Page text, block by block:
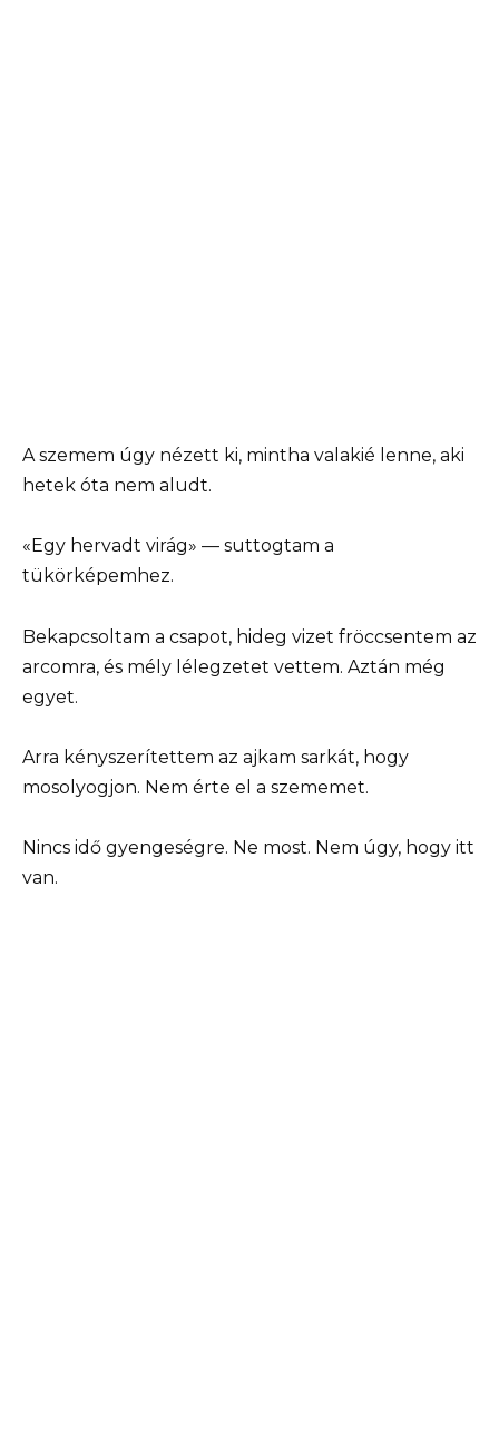
A szemem úgy nézett ki, mintha valakié lenne, aki
hetek óta nem aludt.
«Egy hervadt virág» — suttogtam a
tükörképemhez.
Bekapcsoltam a csapot, hideg vizet fröccsentem az
arcomra, és mély lélegzetet vettem. Aztán még
egyet.
Arra kényszerítettem az ajkam sarkát, hogy
mosolyogjon. Nem érte el a szememet.
Nincs idő gyengeségre. Ne most. Nem úgy, hogy itt
van.